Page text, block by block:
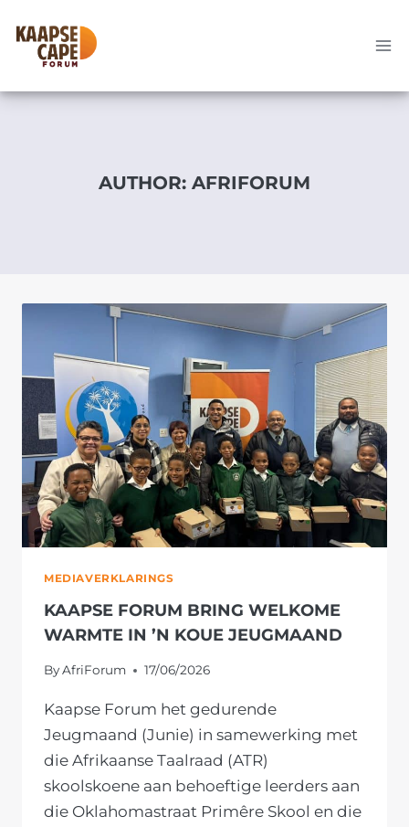
content
AUTHOR: AFRIFORUM
MEDIAVERKLARINGS
KAAPSE FORUM BRING WELKOME
WARMTE IN ’N KOUE JEUGMAAND
ByAfriForum 17/06/2026
Kaapse Forum het gedurende
Jeugmaand (Junie) in samewerking met
die Afrikaanse Taalraad (ATR)
skoolskoene aan behoeftige leerders aan
die Oklahomastraat Primêre Skool en die